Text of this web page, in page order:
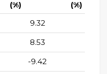
(%)
(%)
9.32
8.53
-9.42